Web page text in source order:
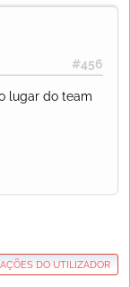
#456
lugar do team
AÇÕES DO UTILIZADOR